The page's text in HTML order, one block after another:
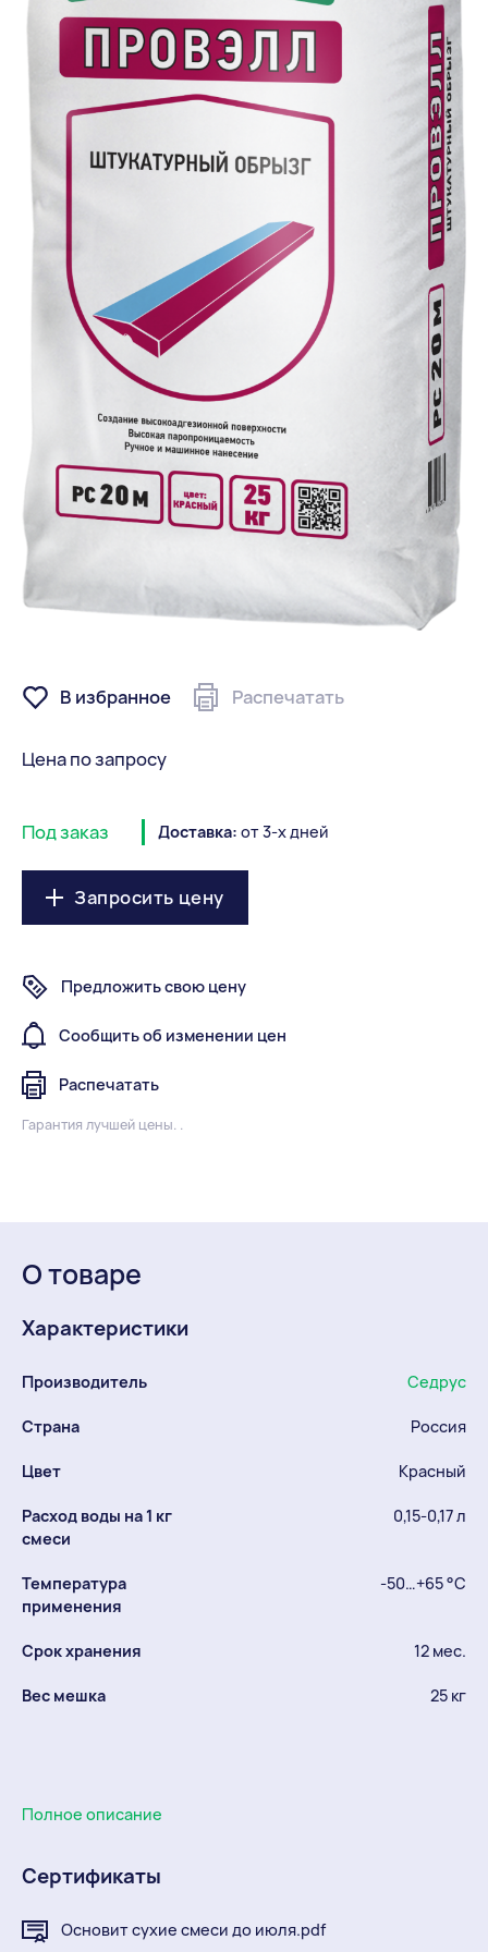
В избранное Распечатать
Цена по запросу
Под заказ Доставка: от 3-х дней
Запросить цену
Предложить свою цену
Сообщить об изменении цен
Распечатать
Гарантия лучшей цены. .
О товаре
Характеристики
Производитель Седрус
Страна Россия
Цвет Красный
Расход воды на 1 кг
смеси
0,15-0,17 л
Температура
применения
-50…+65 °С
Срок хранения 12 мес.
Вес мешка 25 кг
Полное описание
Сертификаты
Основит сухие смеси до июля.pdf